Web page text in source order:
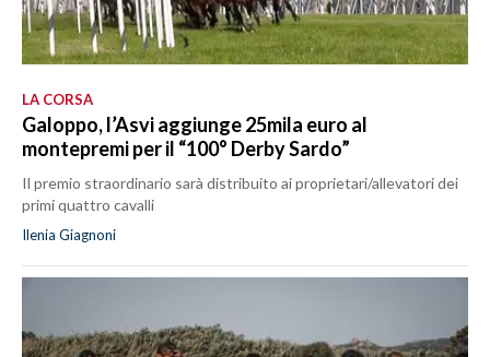
LA CORSA
Galoppo, l’Asvi aggiunge 25mila euro al
montepremi per il “100° Derby Sardo”
Il premio straordinario sarà distribuito ai proprietari/allevatori dei
primi quattro cavalli
Ilenia Giagnoni